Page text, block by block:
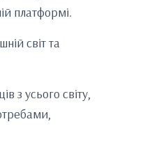
платформі.
світ та
з усього світу,